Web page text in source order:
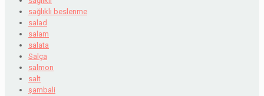
sağlıklı beslenme
salad
salam
salata
Salça
salmon
salt
şambali